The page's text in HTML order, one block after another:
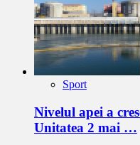
Sport
Nivelul apei a
Unitatea 2 mai …